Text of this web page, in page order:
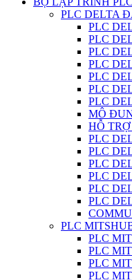
PLC DELTA
PLC
PLC
PLC
PLC
PLC
PLC
PLC
MÔ
HỖ
PLC
PLC
PLC
PLC
PLC
PLC
PLC
PLC
PLC
PLC
PLC